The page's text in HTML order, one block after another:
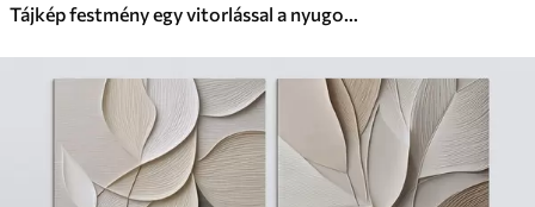
Tájkép festmény egy vitorlással a nyugodt tengeren, narancssárga és sárga égbolt, távoli hegyek